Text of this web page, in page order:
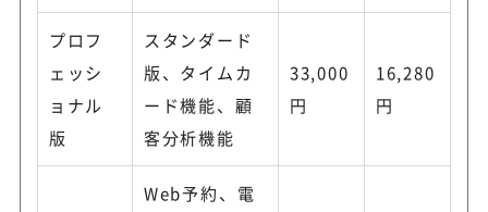
プロフ
ェッシ
ョナル
版
スタンダード
版、タイムカ
ード機能、顧
客分析機能
33,000
円
16,280
円
Web予約、電